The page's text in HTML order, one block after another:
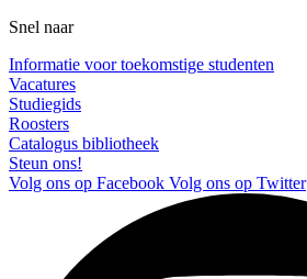
Snel naar
Informatie voor toekomstige studenten
Vacatures
Studiegids
Roosters
Catalogus bibliotheek
Steun ons!
Volg ons op Facebook Volg ons op Twitter